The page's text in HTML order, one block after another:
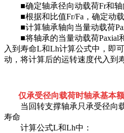
■确定轴承径向动载荷Fr和轴
■根据和比值Fr/Fa，确定动载
■计算轴承轴向当量动载荷
■将轴承的当量动载荷Paxial
入到寿命L和Lh计算公式中，即
动，将计算后的运转速度代入到
仅承受径向载荷时轴承基本额
当回转支撑轴承只承受径向
寿命
计算公式L和Lh中：